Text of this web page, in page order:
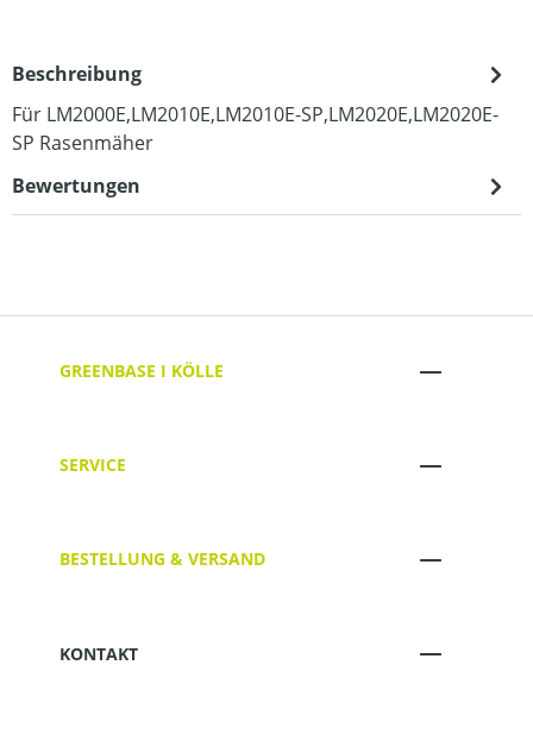
Beschreibung
Für LM2000E,LM2010E,LM2010E-SP,LM2020E,LM2020E-
SP Rasenmäher
Bewertungen
GREENBASE I KÖLLE
SERVICE
BESTELLUNG & VERSAND
KONTAKT